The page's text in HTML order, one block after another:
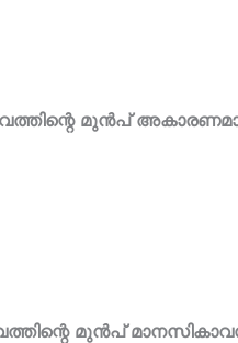
മുൻപ്
മുൻപ്